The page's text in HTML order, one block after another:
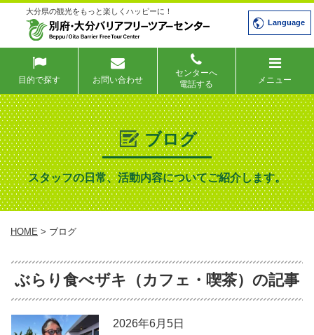
大分県の観光をもっと楽しくハッピーに！
Language
目的で探す お問い合わせ
センターへ
電話する
メニュー
ブログ
スタッフの日常、活動内容についてご紹介します。
HOME > ブログ
ぶらり食べザキ（カフェ・喫茶）の記事
2026年6月5日